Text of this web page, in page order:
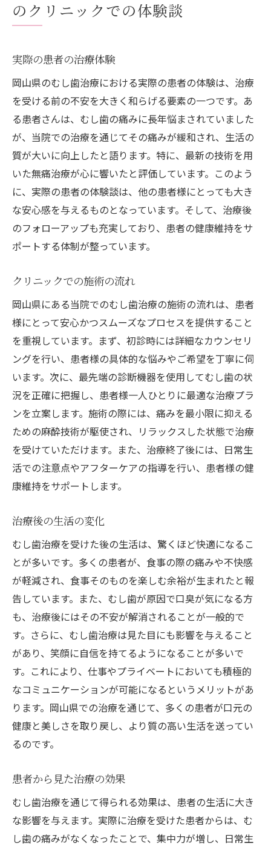
のクリニックでの体験談
実際の患者の治療体験
岡山県のむし歯治療における実際の患者の体験は、治療
を受ける前の不安を大きく和らげる要素の一つです。あ
る患者さんは、むし歯の痛みに長年悩まされていました
が、当院での治療を通じてその痛みが緩和され、生活の
質が大いに向上したと語ります。特に、最新の技術を用
いた無痛治療が心に響いたと評価しています。このよう
に、実際の患者の体験談は、他の患者様にとっても大き
な安心感を与えるものとなっています。そして、治療後
のフォローアップも充実しており、患者の健康維持をサ
ポートする体制が整っています。
クリニックでの施術の流れ
岡山県にある当院でのむし歯治療の施術の流れは、患者
様にとって安心かつスムーズなプロセスを提供すること
を重視しています。まず、初診時には詳細なカウンセリ
ングを行い、患者様の具体的な悩みやご希望を丁寧に伺
います。次に、最先端の診断機器を使用してむし歯の状
況を正確に把握し、患者様一人ひとりに最適な治療プラ
ンを立案します。施術の際には、痛みを最小限に抑える
ための麻酔技術が駆使され、リラックスした状態で治療
を受けていただけます。また、治療終了後には、日常生
活での注意点やアフターケアの指導を行い、患者様の健
康維持をサポートします。
治療後の生活の変化
むし歯治療を受けた後の生活は、驚くほど快適になるこ
とが多いです。多くの患者が、食事の際の痛みや不快感
が軽減され、食事そのものを楽しむ余裕が生まれたと報
告しています。また、むし歯が原因で口臭が気になる方
も、治療後にはその不安が解消されることが一般的で
す。さらに、むし歯治療は見た目にも影響を与えること
があり、笑顔に自信を持てるようになることが多いで
す。これにより、仕事やプライベートにおいても積極的
なコミュニケーションが可能になるというメリットがあ
ります。岡山県での治療を通じて、多くの患者が口元の
健康と美しさを取り戻し、より質の高い生活を送ってい
るのです。
患者から見た治療の効果
むし歯治療を通じて得られる効果は、患者の生活に大き
な影響を与えます。実際に治療を受けた患者からは、む
し歯の痛みがなくなったことで、集中力が増し、日常生